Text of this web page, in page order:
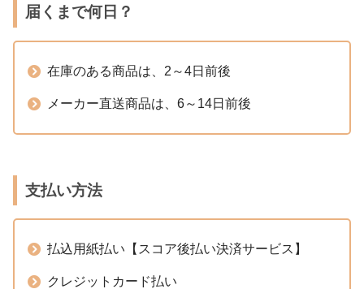
届くまで何日？
在庫のある商品は、2～4日前後
メーカー直送商品は、6～14日前後
支払い方法
払込用紙払い【スコア後払い決済サービス】
クレジットカード払い